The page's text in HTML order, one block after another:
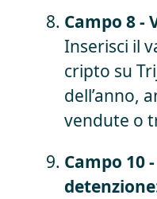
Campo 8 -
Inserisci il
cripto su
dell’anno,
vendute o
Campo 10